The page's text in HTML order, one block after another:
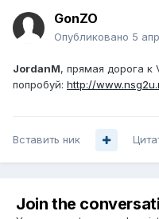
GonZO
Опубликовано 5
JordanM, прямая дорога к
попробуй: http://
Вставить ник
Join the